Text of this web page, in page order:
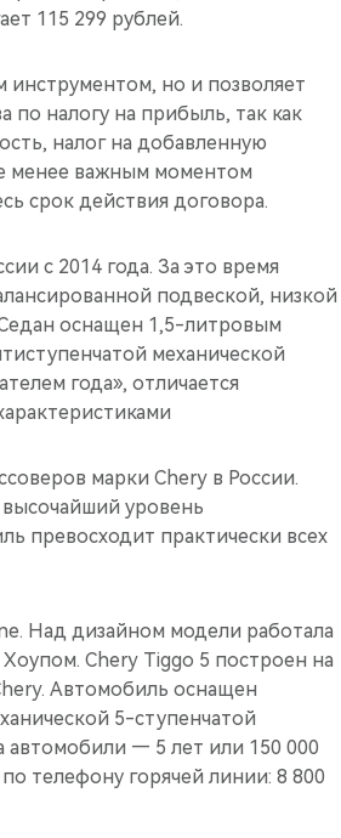
115 299 рублей.
инструментом, но и позволяет
по налогу на прибыль, так как
налог на добавленную
менее важным моментом
срок действия договора.
с 2014 года. За это время
подвеской, низкой
оснащен 1,5-литровым
механической
года», отличается
марки Chery в России.
уровень
превосходит практически всех
Над дизайном модели работала
Chery Tiggo 5 построен на
Автомобиль оснащен
5-ступенчатой
автомобили — 5 лет или 150 000
по телефону горячей линии: 8 800